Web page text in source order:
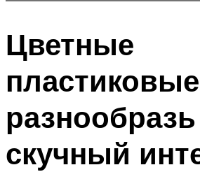
Цветные
разнообразь
скучный